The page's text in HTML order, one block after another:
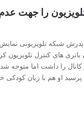
را جهت عدم
شبکه تلویزیونی
باتری های کنترل تلویزیون
را داشت اما متوجه
او هم با زبان کودکی